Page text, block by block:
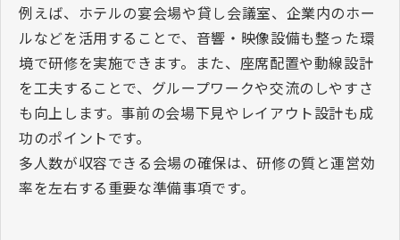
例えば、ホテルの宴会場や貸し会議室、企業内のホー
ルなどを活用することで、音響・映像設備も整った環
境で研修を実施できます。また、座席配置や動線設計
を工夫することで、グループワークや交流のしやすさ
も向上します。事前の会場下見やレイアウト設計も成
功のポイントです。
多人数が収容できる会場の確保は、研修の質と運営効
率を左右する重要な準備事項です。